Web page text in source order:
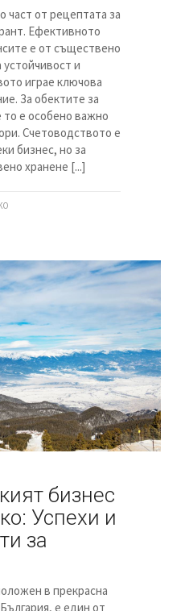
част от рецептата за
Ефективното
е от съществено
устойчивост и
играе ключова
За обектите за
е особено важно
Счетоводството е
бизнес, но за
хранене [...]
бизнес
Успехи и
за
в прекрасна
е един от